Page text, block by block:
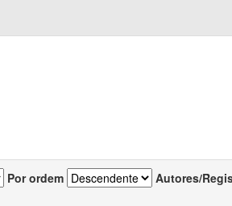
Por ordem Autores/